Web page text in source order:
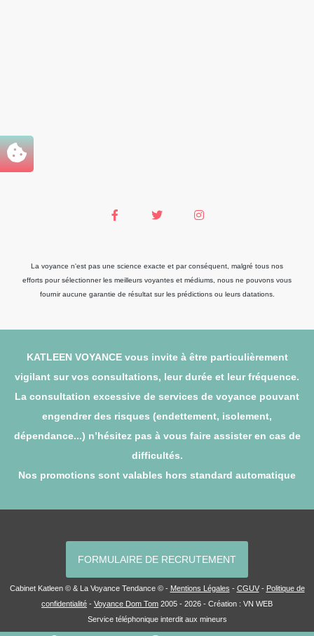
La voyance n'est pas une science exacte et par conséquent, malgré tous nos
efforts pour sélectionner les meilleurs voyantes et médiums, nous ne pouvons vous
fournir aucune garantie de résultat sur les prédictions ou leurs datations.
KATLEEN VOYANCE vous invite à être particulièrement
vigilant sur vos consultations, leur durée et leur fréquence.
La consultation excessive de services de voyance pouvant
engendrer des risques (endettement, isolement,
dépendance...) n’hésitez pas à vous faire assister en cas de
difficultés.
Nos promotions sont valables hors standard automatique
FORMULAIRE DE RECRUTEMENT
Cabinet Katleen © & La Voyance Tendance © - Mentions Légales - CGUV- Politique de
confidentialité - Voyance Dom Tom 2005 - 2026 - Création : VN WEB
Service téléphonique interdit aux mineurs